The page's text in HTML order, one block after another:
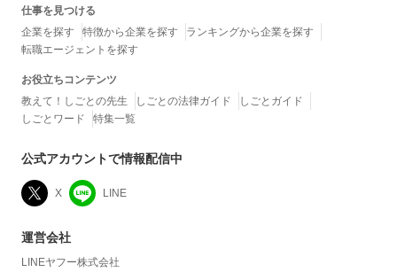
仕事を見つける
企業を探す
特徴から企業を探す
ランキングから企業を探す
転職エージェントを探す
お役立ちコンテンツ
教えて！しごとの先生
しごとの法律ガイド
しごとガイド
しごとワード
特集一覧
公式アカウントで情報配信中
X LINE
運営会社
LINEヤフー株式会社